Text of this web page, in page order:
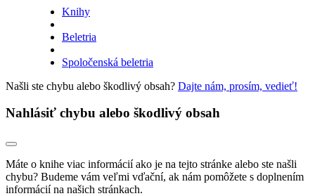
Knihy
Beletria
Spoločenská beletria
Našli ste chybu alebo škodlivý obsah? Dajte nám, prosím, vedieť!
Nahlásiť chybu alebo škodlivý obsah
Máte o knihe viac informácií ako je na tejto stránke alebo ste našli
chybu? Budeme vám veľmi vďační, ak nám pomôžete s doplnením
informácií na našich stránkach.